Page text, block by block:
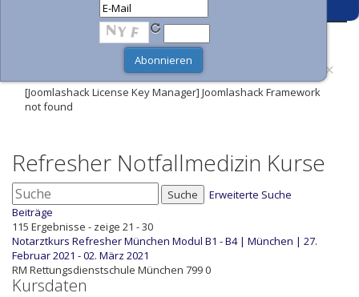
×
[Joomlashack License Key Manager] Joomlashack Framework
not found
Refresher Notfallmedizin Kurse
Suche
Erweiterte Suche
Beiträge
115 Ergebnisse - zeige 21 - 30
Notarztkurs Refresher München Modul B1 - B4 | München | 27.
Februar 2021 - 02. März 2021
RM Rettungsdienstschule München 7990
Kursdaten